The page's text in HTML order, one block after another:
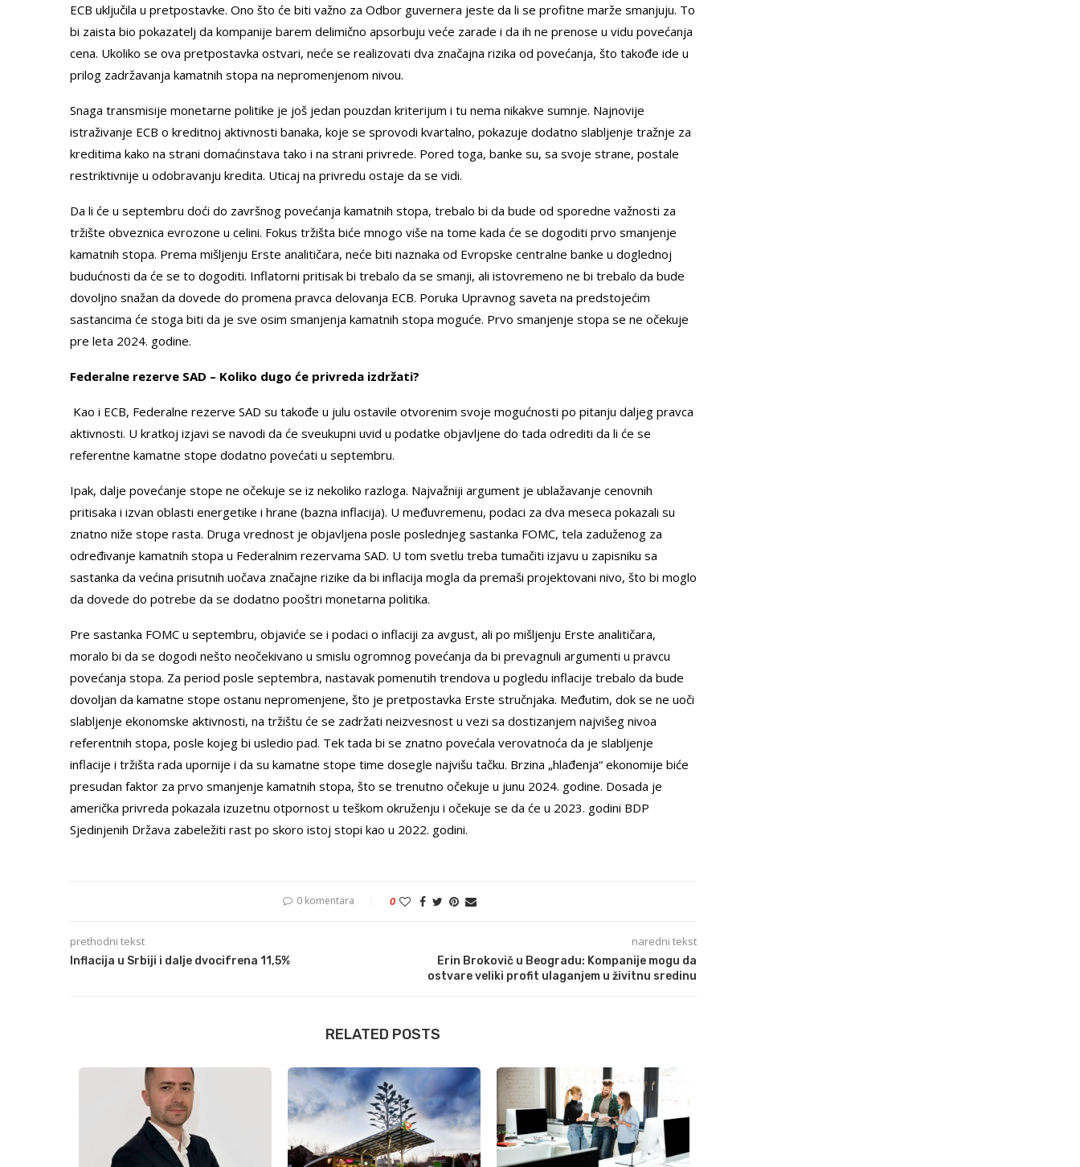
ECB uključila u pretpostavke. Ono što će biti važno za Odbor guvernera jeste da li se profitne marže smanjuju. To
bi zaista bio pokazatelj da kompanije barem delimično apsorbuju veće zarade i da ih ne prenose u vidu povećanja
cena. Ukoliko se ova pretpostavka ostvari, neće se realizovati dva značajna rizika od povećanja, što takođe ide u
prilog zadržavanja kamatnih stopa na nepromenjenom nivou.
Snaga transmisije monetarne politike je još jedan pouzdan kriterijum i tu nema nikakve sumnje. Najnovije
istraživanje ECB o kreditnoj aktivnosti banaka, koje se sprovodi kvartalno, pokazuje dodatno slabljenje tražnje za
kreditima kako na strani domaćinstava tako i na strani privrede. Pored toga, banke su, sa svoje strane, postale
restriktivnije u odobravanju kredita. Uticaj na privredu ostaje da se vidi.
Da li će u septembru doći do završnog povećanja kamatnih stopa, trebalo bi da bude od sporedne važnosti za
tržište obveznica evrozone u celini. Fokus tržišta biće mnogo više na tome kada će se dogoditi prvo smanjenje
kamatnih stopa. Prema mišljenju Erste analitičara, neće biti naznaka od Evropske centralne banke u doglednoj
budućnosti da će se to dogoditi. Inflatorni pritisak bi trebalo da se smanji, ali istovremeno ne bi trebalo da bude
dovoljno snažan da dovede do promena pravca delovanja ECB. Poruka Upravnog saveta na predstojećim
sastancima će stoga biti da je sve osim smanjenja kamatnih stopa moguće. Prvo smanjenje stopa se ne očekuje
pre leta 2024. godine.
Federalne rezerve SAD – Koliko dugo će privreda izdržati?
Kao i ECB, Federalne rezerve SAD su takođe u julu ostavile otvorenim svoje mogućnosti po pitanju daljeg pravca
aktivnosti. U kratkoj izjavi se navodi da će sveukupni uvid u podatke objavljene do tada odrediti da li će se
referentne kamatne stope dodatno povećati u septembru.
Ipak, dalje povećanje stope ne očekuje se iz nekoliko razloga. Najvažniji argument je ublažavanje cenovnih
pritisaka i izvan oblasti energetike i hrane (bazna inflacija). U međuvremenu, podaci za dva meseca pokazali su
znatno niže stope rasta. Druga vrednost je objavljena posle poslednjeg sastanka FOMC, tela zaduženog za
određivanje kamatnih stopa u Federalnim rezervama SAD. U tom svetlu treba tumačiti izjavu u zapisniku sa
sastanka da većina prisutnih uočava značajne rizike da bi inflacija mogla da premaši projektovani nivo, što bi moglo
da dovede do potrebe da se dodatno pooštri monetarna politika.
Pre sastanka FOMC u septembru, objaviće se i podaci o inflaciji za avgust, ali po mišljenju Erste analitičara,
moralo bi da se dogodi nešto neočekivano u smislu ogromnog povećanja da bi prevagnuli argumenti u pravcu
povećanja stopa. Za period posle septembra, nastavak pomenutih trendova u pogledu inflacije trebalo da bude
dovoljan da kamatne stope ostanu nepromenjene, što je pretpostavka Erste stručnjaka. Međutim, dok se ne uoči
slabljenje ekonomske aktivnosti, na tržištu će se zadržati neizvesnost u vezi sa dostizanjem najvišeg nivoa
referentnih stopa, posle kojeg bi usledio pad. Tek tada bi se znatno povećala verovatnoća da je slabljenje
inflacije i tržišta rada upornije i da su kamatne stope time dosegle najvišu tačku. Brzina „hlađenja“ ekonomije biće
presudan faktor za prvo smanjenje kamatnih stopa, što se trenutno očekuje u junu 2024. godine. Dosada je
američka privreda pokazala izuzetnu otpornost u teškom okruženju i očekuje se da će u 2023. godini BDP
Sjedinjenih Država zabeležiti rast po skoro istoj stopi kao u 2022. godini.
0 komentara 0
prethodni tekst
Inflacija u Srbiji i dalje dvocifrena 11,5%
naredni tekst
Erin Brokovič u Beogradu: Kompanije mogu da
ostvare veliki profit ulaganjem u živitnu sredinu
RELATED POSTS